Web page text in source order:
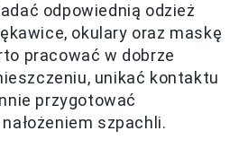
odpowiednią odzież
okulary oraz maskę
pracować w dobrze
unikać kontaktu
przygotować
szpachli.